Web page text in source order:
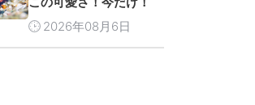
2026年08月6日